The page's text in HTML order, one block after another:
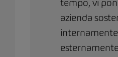
tempo, vi
azienda